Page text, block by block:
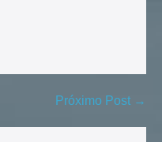
Próximo Post →